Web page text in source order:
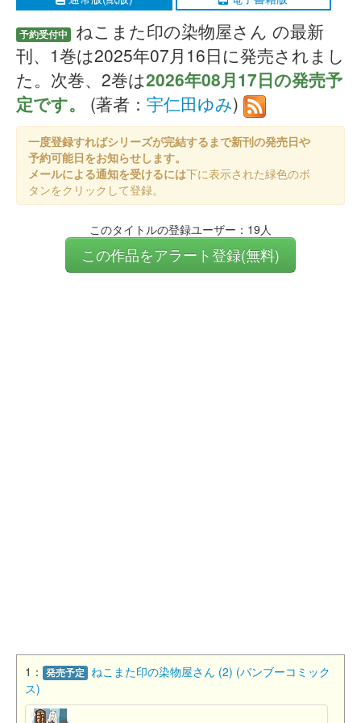
予約受付中
ねこまた印の染物屋さん の最新
刊、1巻は2025年07月16日に発売されまし
た。次巻、2巻は2026年08月17日の発売予
定です。
(著者： 宇仁田ゆみ)
一度登録すればシリーズが完結するまで新刊の発売日や
予約可能日をお知らせします。
メールによる通知を受けるには下に表示された緑色のボ
タンをクリックして登録。
このタイトルの登録ユーザー：19人
この作品をアラート登録(無料)
1： 発売予定 ねこまた印の染物屋さん (2) (バンブーコミック
ス)